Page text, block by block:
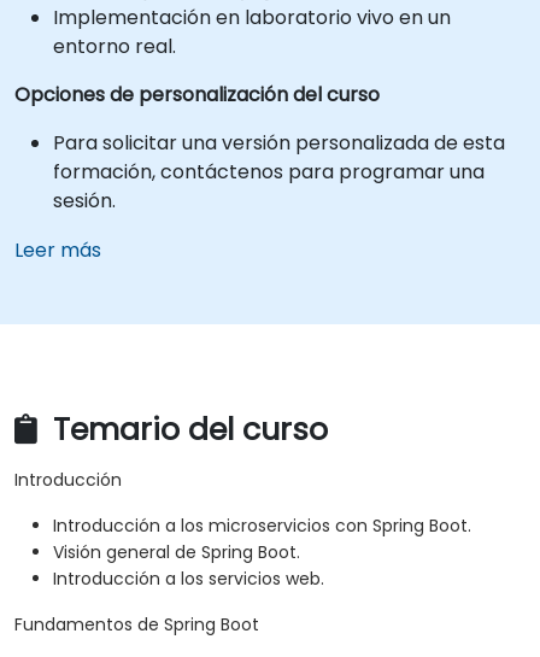
Implementación en laboratorio vivo en un
entorno real.
Opciones de personalización del curso
Para solicitar una versión personalizada de esta
formación, contáctenos para programar una
sesión.
Leer más
Temario del curso
Introducción
Introducción a los microservicios con Spring Boot.
Visión general de Spring Boot.
Introducción a los servicios web.
Fundamentos de Spring Boot